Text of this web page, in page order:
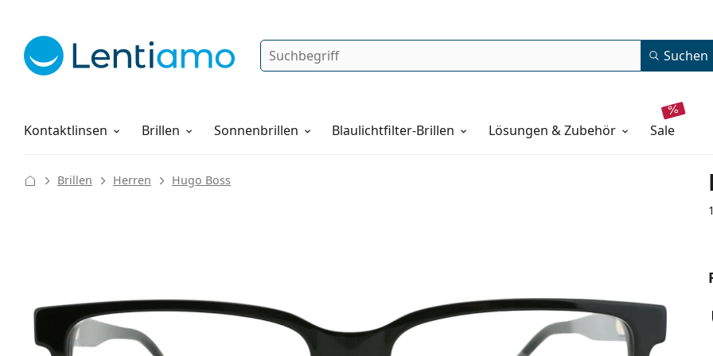
Suche Suchen
Kontaktlinsen
Pflegemittel Brillen Sonnenbrillen Blaulichtfilter-Brillen Lösungen & Zubehör sale
Alles über den Einkauf
Brillen Herren Hugo Boss